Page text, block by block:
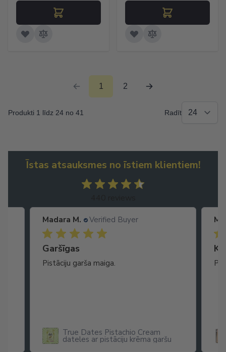
1 2
Produkti 1 līdz 24 no 41 Radīt
Īstas atsauksmes no īstiem klientiem!
Madara M. Verified Buyer
Garšīgas
Pistāciju garša maiga.
True Dates Pistachio Cream
dateles ar pistāciju krēma garšu